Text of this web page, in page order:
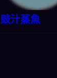
豉汁蒸魚